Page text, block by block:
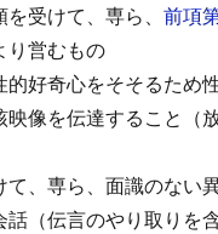
受けて、専ら、 前項
り営むもの
好奇心をそそるため
像を伝達すること（
、専ら、面識のない
（伝言のやり取りを